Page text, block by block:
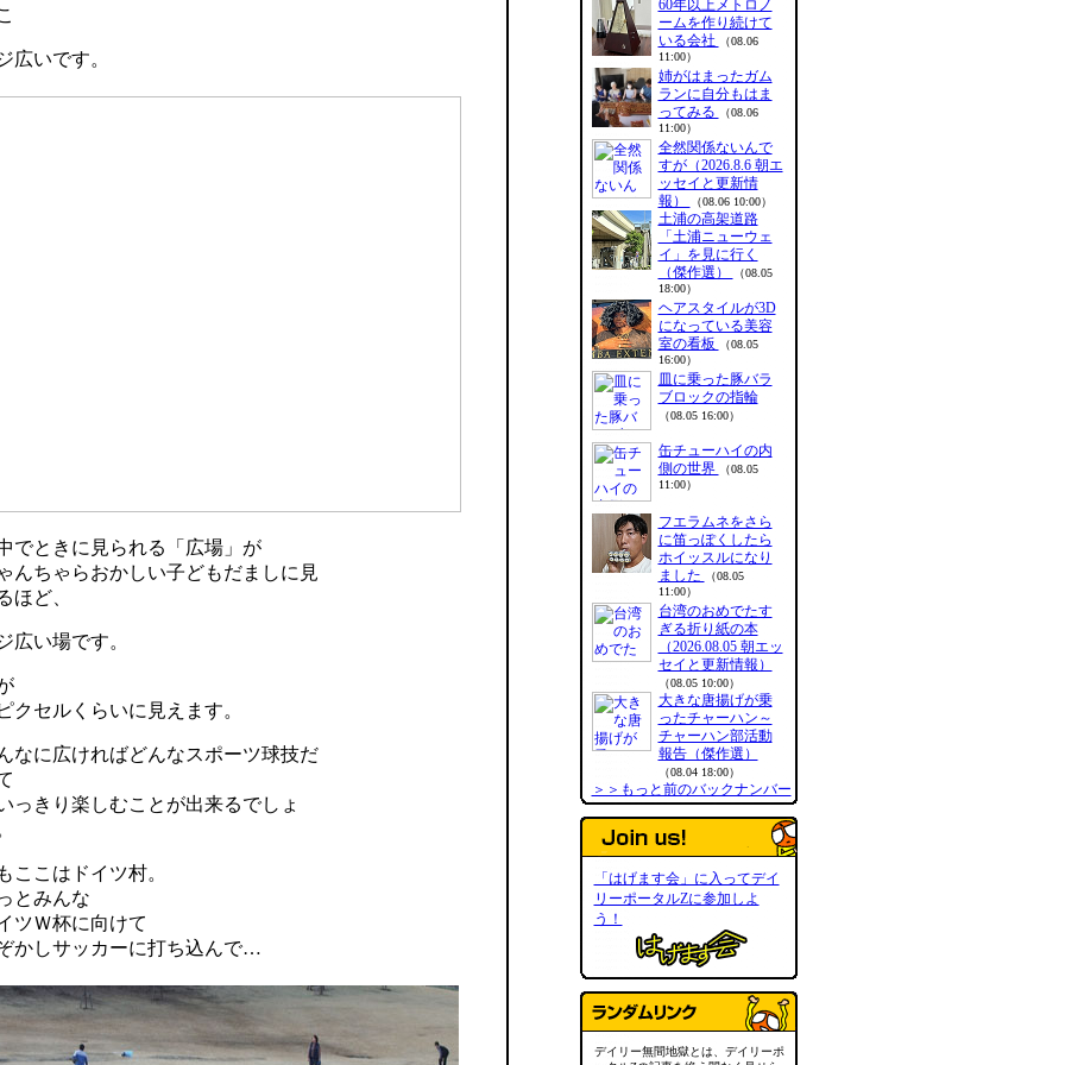
広いです。
でときに見られる「広場」が
んちゃらおかしい子どもだましに見
ほど、
広い場です。
クセルくらいに見えます。
なに広ければどんなスポーツ球技だ
っきり楽しむことが出来るでしょ
ここはドイツ村。
とみんな
ツＷ杯に向けて
かしサッカーに打ち込んで…
60年以上メトロノ
ームを作り続けて
いる会社
（08.06
11:00）
姉がはまったガム
ランに自分もはま
ってみる
（08.06
11:00）
全然関係ないんで
すが（2026.8.6 朝エ
ッセイと更新情
報）
（08.06 10:00）
土浦の高架道路
「土浦ニューウェ
イ」を見に行く
（傑作選）
（08.05
18:00）
ヘアスタイルが3D
になっている美容
室の看板
（08.05
16:00）
皿に乗った豚バラ
ブロックの指輪
（08.05 16:00）
缶チューハイの内
側の世界
（08.05
11:00）
フエラムネをさら
に笛っぽくしたら
ホイッスルになり
ました
（08.05
11:00）
台湾のおめでたす
ぎる折り紙の本
（2026.08.05 朝エッ
セイと更新情報）
（08.05 10:00）
大きな唐揚げが乗
ったチャーハン～
チャーハン部活動
報告（傑作選）
（08.04 18:00）
＞＞もっと前のバックナンバー
「はげます会」に入ってデイ
リーポータルZに参加しよ
う！
デイリー無間地獄とは、デイリーポ